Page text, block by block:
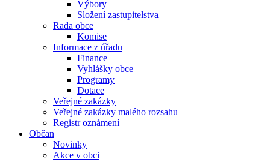
Výbory
Složení zastupitelstva
Rada obce
Komise
Informace z úřadu
Finance
Vyhlášky obce
Programy
Dotace
Veřejné zakázky
Veřejné zakázky malého rozsahu
Registr oznámení
Občan
Novinky
Akce v obci